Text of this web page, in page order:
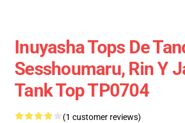
Inuyasha Tops De
Sesshoumaru, Rin Y
Tank Top TP0704
(1 customer reviews)